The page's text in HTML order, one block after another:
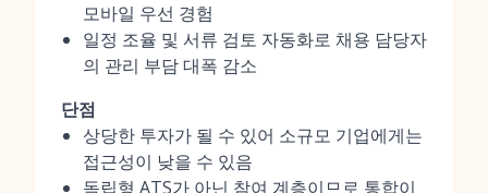
모바일 우선 경험
일정 조율 및 서류 검토 자동화로 채용 담당자
의 관리 부담 대폭 감소
단점
상당한 투자가 될 수 있어 소규모 기업에게는
접근성이 낮을 수 있음
독립형 ATS가 아닌 참여 계층이므로 통합이